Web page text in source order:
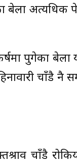
बेला
पुगेका बेला
चाँडै नै
चाँडै